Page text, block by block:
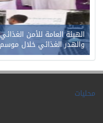
الهيئة العامة للأمن
والهدر الغذائي خلال موسم حج
محليات